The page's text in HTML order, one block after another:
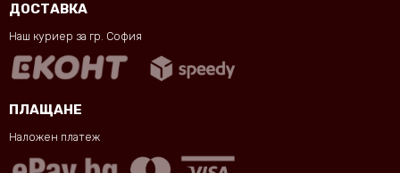
ДОСТАВКА
Наш куриер за гр. София
ПЛАЩАНЕ
Наложен платеж